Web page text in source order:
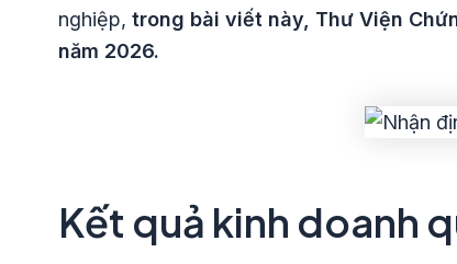
nghiệp, trong bài viết này, Thư Viện
năm 2026.
Kết quả kinh doanh